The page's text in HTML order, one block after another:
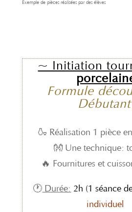
Exemple de pièces réalisées par des élèves
~ Initiation
Formule
Débutant
🍶 Réalisation 1 pièce
👐 Une technique:
🔥 Fournitures et
🕐 Durée: 2h (1 séance
individuel